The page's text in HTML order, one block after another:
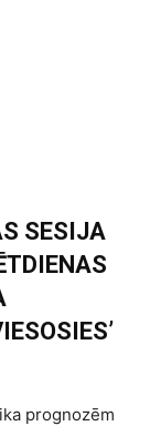
SESIJA
prognozēm